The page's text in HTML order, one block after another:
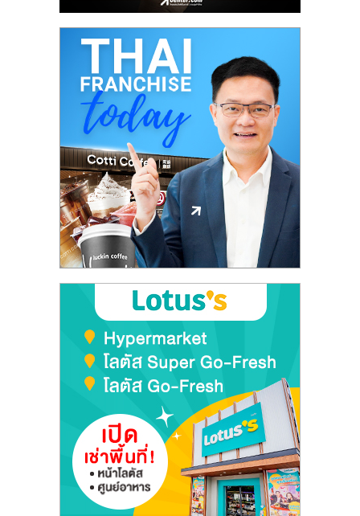
ปรึกษา
การ
ลงทุน
และ
ขยาย
ไชส์,